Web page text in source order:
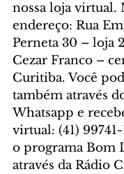
nossa loja virtual.
endereço: Rua
Perneta 30 – loja
Cezar Franco –
Curitiba. Você
também através
Whatsapp e
virtual: (41) 99741-
o programa Bom
através da Rádio